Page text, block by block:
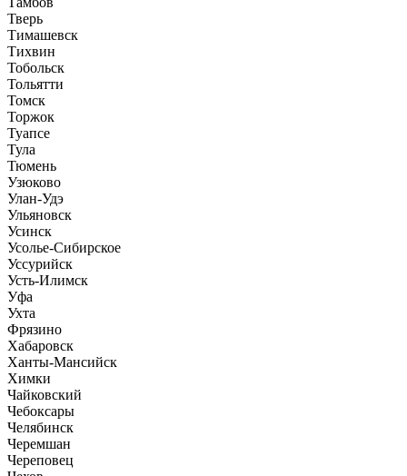
Тверь
Тимашевск
Тихвин
Тобольск
Тольятти
Томск
Торжок
Туапсе
Тула
Тюмень
Узюково
Улан-Удэ
Ульяновск
Усинск
Усолье-Сибирское
Уссурийск
Усть-Илимск
Уфа
Ухта
Фрязино
Хабаровск
Ханты-Мансийск
Химки
Чайковский
Чебоксары
Челябинск
Черемшан
Череповец